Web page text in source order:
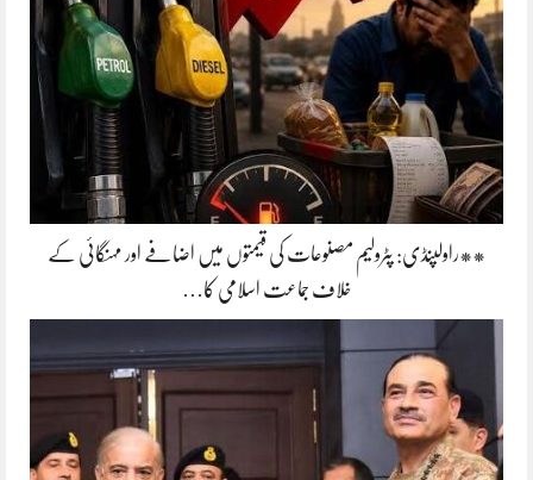
**راولپنڈی: پٹرولیم مصنوعات کی قیمتوں میں اضافے اور مہنگائی کے
خلاف جماعت اسلامی کا…